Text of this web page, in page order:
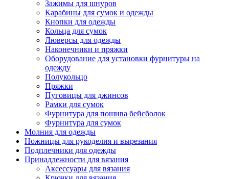
Зажимы для шнуров
Карабины для сумок и одежды
Кнопки для одежды
Кольца для сумок
Люверсы для одежды
Наконечники и пряжки
Оборудование для установки фурнитуры на
одежду
Полукольцо
Пряжки
Пуговицы для джинсов
Рамки для сумок
Фурнитура для пошива бейсболок
Фурнитура для сумок
Молния для одежды
Ножницы для рукоделия и вырезания
Подплечники для одежды
Принадлежности для вязания
Аксессуары для вязания